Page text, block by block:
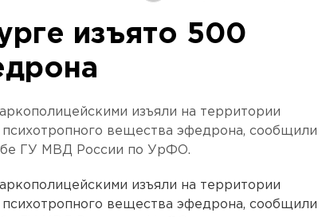
изъято 500
изъяли на территории
вещества эфедрона, сообщили
ГУ МВД России по УрФО.
изъяли на территории
вещества эфедрона, сообщили